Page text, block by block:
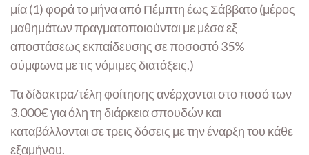
μία (1) φορά το μήνα από Πέμπτη έως Σάββατο (μέρος
μαθημάτων πραγματοποιούνται με μέσα εξ
αποστάσεως εκπαίδευσης σε ποσοστό 35%
σύμφωνα με τις νόμιμες διατάξεις.)
Τα δίδακτρα/τέλη φοίτησης ανέρχονται στο ποσό των
3.000€ για όλη τη διάρκεια σπουδών και
καταβάλλονται σε τρεις δόσεις με την έναρξη του κάθε
εξαμήνου.